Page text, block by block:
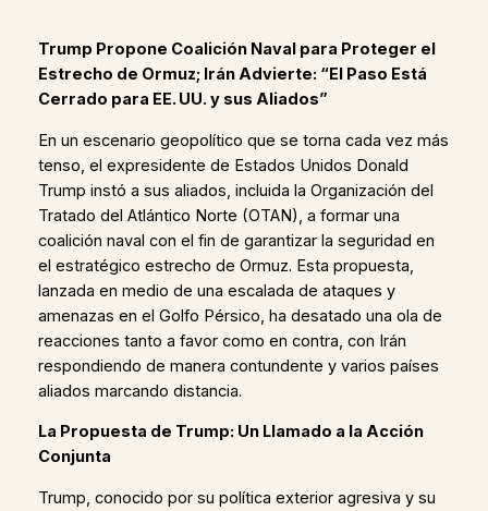
Trump Propone Coalición Naval para Proteger el
Estrecho de Ormuz; Irán Advierte: “El Paso Está
Cerrado para EE. UU. y sus Aliados”
En un escenario geopolítico que se torna cada vez más
tenso, el expresidente de Estados Unidos Donald
Trump instó a sus aliados, incluida la Organización del
Tratado del Atlántico Norte (OTAN), a formar una
coalición naval con el fin de garantizar la seguridad en
el estratégico estrecho de Ormuz. Esta propuesta,
lanzada en medio de una escalada de ataques y
amenazas en el Golfo Pérsico, ha desatado una ola de
reacciones tanto a favor como en contra, con Irán
respondiendo de manera contundente y varios países
aliados marcando distancia.
La Propuesta de Trump: Un Llamado a la Acción
Conjunta
Trump, conocido por su política exterior agresiva y su